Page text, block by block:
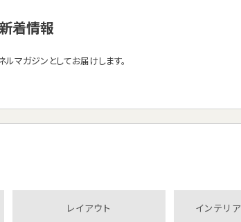
新着情報
ルマガジンとしてお届けします。
レイアウト インテリ